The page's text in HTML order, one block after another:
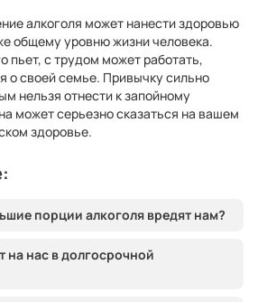
алкоголя может нанести здоровью
общему уровню жизни человека.
пьет, с трудом может работать,
о своей семье. Привычку сильно
нельзя отнести к запойному
может серьезно сказаться на вашем
здоровье.
порции алкоголя вредят нам?
на нас в долгосрочной